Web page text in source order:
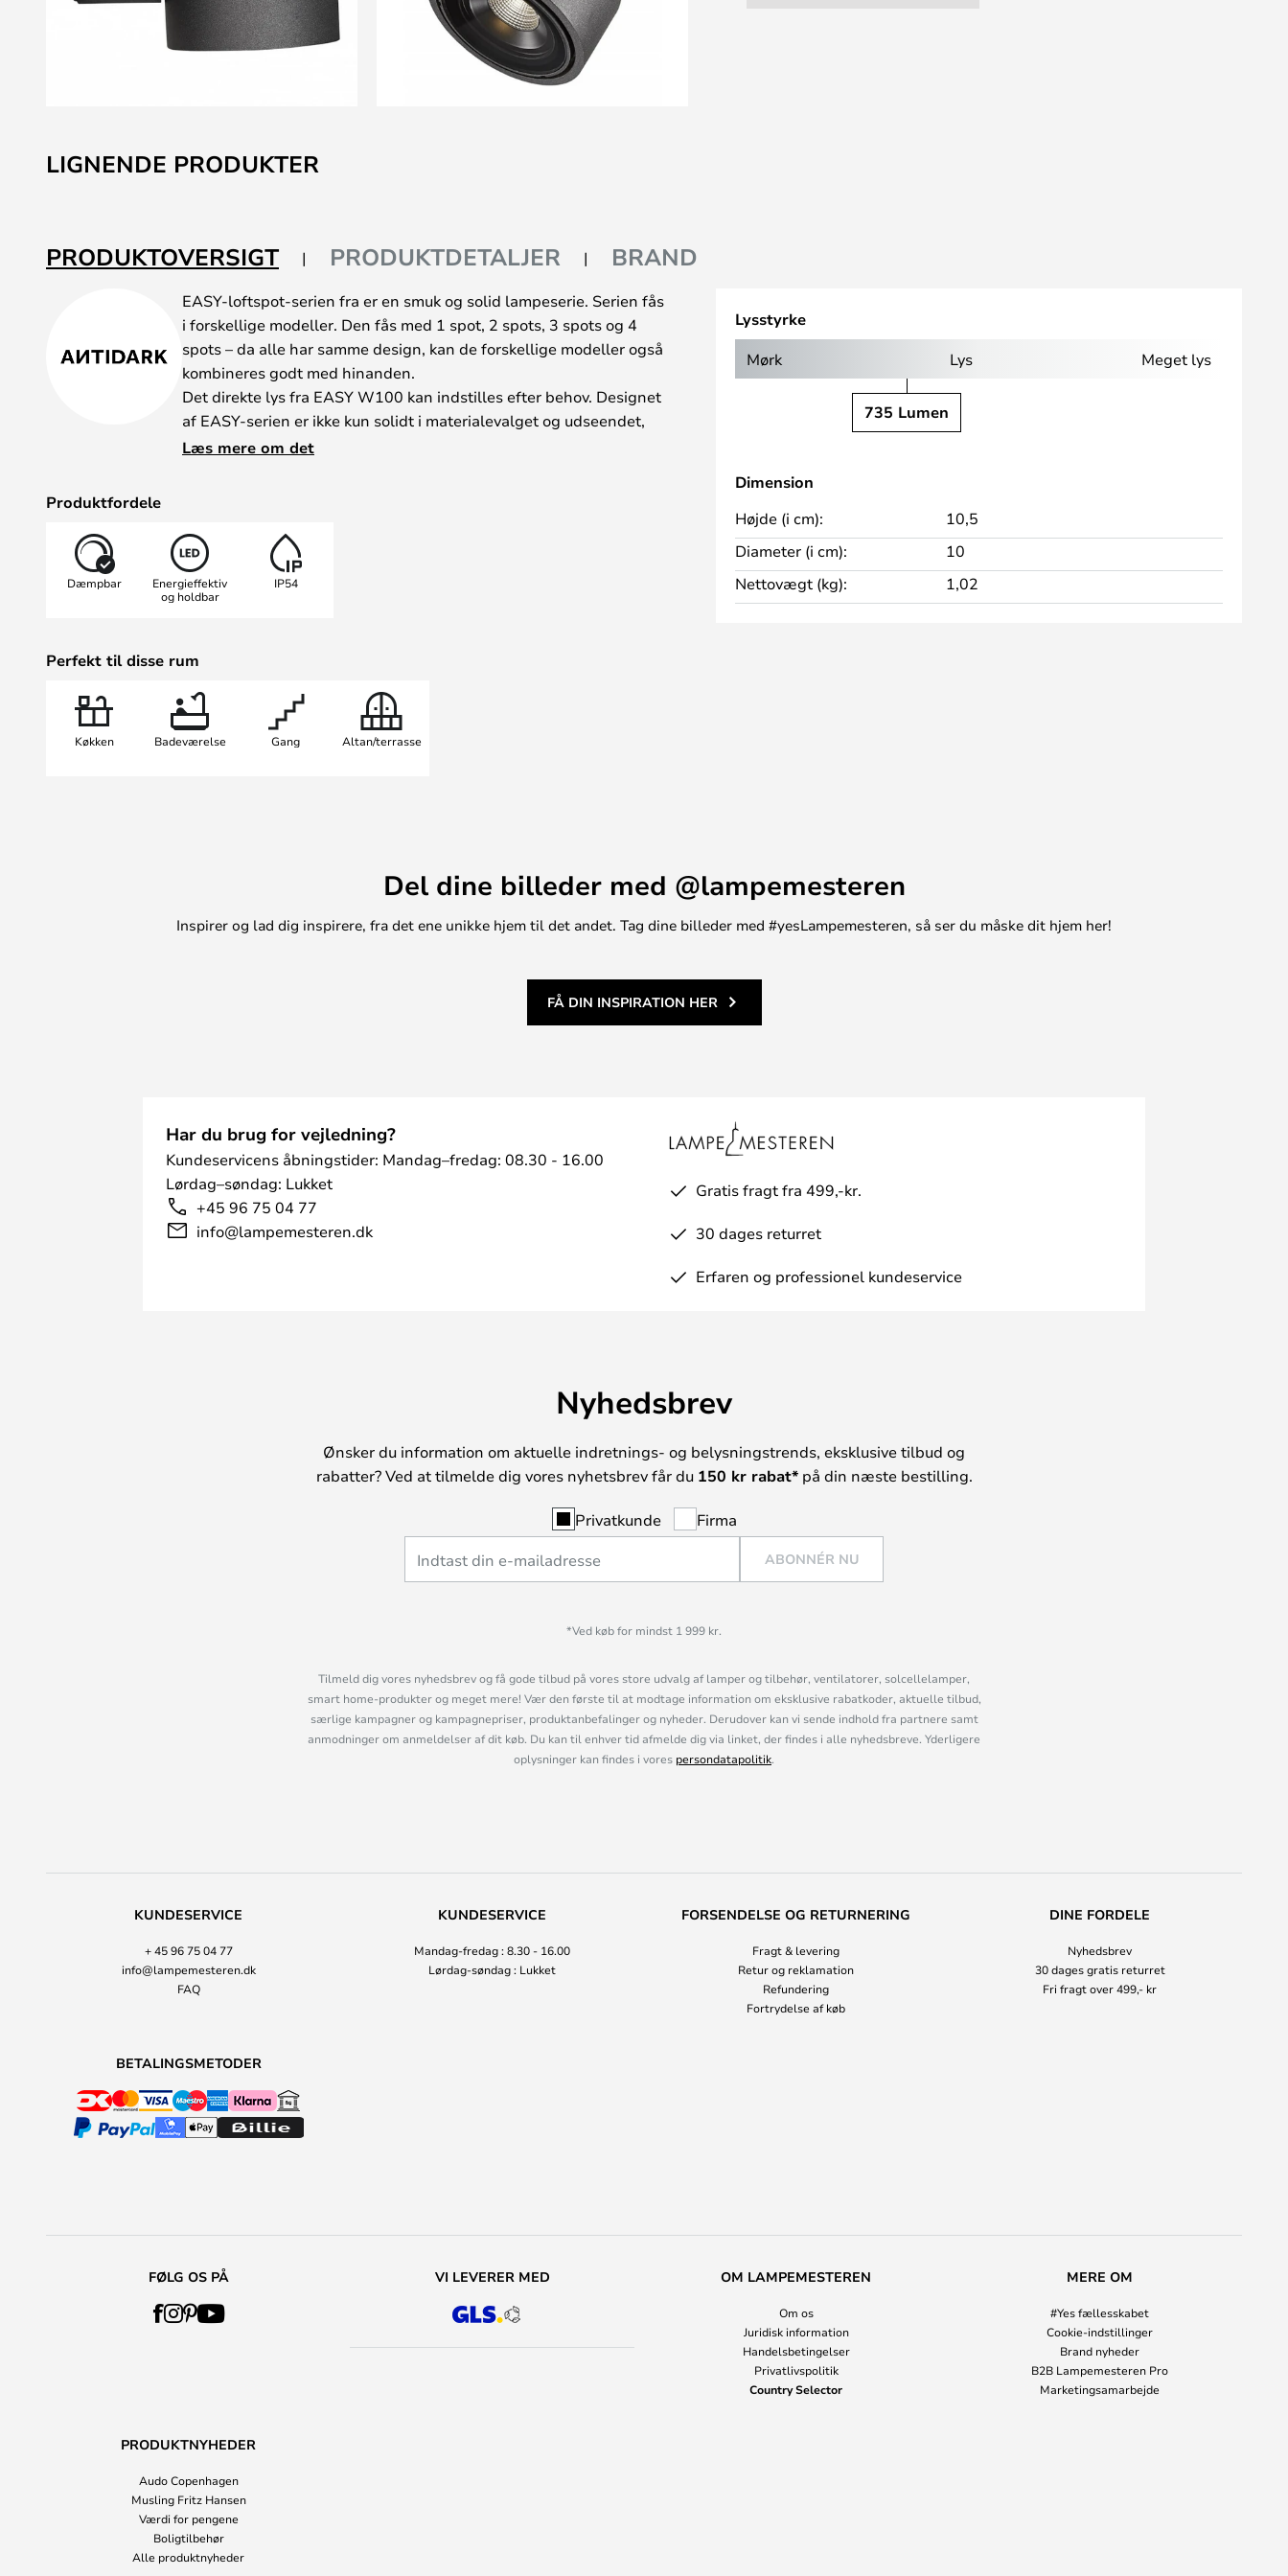
til
starten
LIGNENDE PRODUKTER
PRODUKTOVERSIGT PRODUKTDETALJER BRAND
EASY-loftspot-serien fra er en smuk og solid lampeserie. Serien fås
i forskellige modeller. Den fås med 1 spot, 2 spots, 3 spots og 4
spots – da alle har samme design, kan de forskellige modeller også
kombineres godt med hinanden.
Det direkte lys fra EASY W100 kan indstilles efter behov. Designet
af EASY-serien er ikke kun solidt i materialevalget og udseendet,
men også i konstruktionen.
Læs mere om det
Produktfordele
Dæmpbar
Energieffektiv
og holdbar
IP54
Perfekt til disse rum
Køkken Badeværelse Gang Altan/terrasse
Lysstyrke
Mørk Lys Meget lys
735 Lumen
Dimension
Højde (i cm):
10,5
Diameter (i cm):
10
Nettovægt (kg):
1,02
Del dine billeder med @lampemesteren
Inspirer og lad dig inspirere, fra det ene unikke hjem til det andet. Tag dine billeder med #yesLampemesteren, så ser du måske dit hjem her!
FÅ DIN INSPIRATION HER
Har du brug for vejledning?
Kundeservicens åbningstider: Mandag–fredag: 08.30 - 16.00
Lørdag–søndag: Lukket
+45 96 75 04 77
info@lampemesteren.dk
Gratis fragt fra 499,-kr.
30 dages returret
Erfaren og professionel kundeservice
Nyhedsbrev
Ønsker du information om aktuelle indretnings- og belysningstrends, eksklusive tilbud og
rabatter? Ved at tilmelde dig vores nyhetsbrev får du 150 kr rabat*på din næste bestilling.
Privatkunde Firma
ABONNÉR NU
*Ved køb for mindst 1 999 kr.
Tilmeld dig vores nyhedsbrev og få gode tilbud på vores store udvalg af lamper og tilbehør, ventilatorer, solcellelamper,
smart home-produkter og meget mere! Vær den første til at modtage information om eksklusive rabatkoder, aktuelle tilbud,
særlige kampagner og kampagnepriser, produktanbefalinger og nyheder. Derudover kan vi sende indhold fra partnere samt
anmodninger om anmeldelser af dit køb. Du kan til enhver tid afmelde dig via linket, der findes i alle nyhedsbreve. Yderligere
oplysninger kan findes i vores persondatapolitik.
KUNDESERVICE
+ 45 96 75 04 77
info@lampemesteren.dk
FAQ
KUNDESERVICE
Mandag-fredag : 8.30 - 16.00
Lørdag-søndag : Lukket
FORSENDELSE OG RETURNERING
Fragt & levering
Retur og reklamation
Refundering
Fortrydelse af køb
DINE FORDELE
Nyhedsbrev
30 dages gratis returret
Fri fragt over 499,- kr
BETALINGSMETODER
FØLG OS PÅ VI LEVERER MED OM LAMPEMESTEREN
Om os
Juridisk information
Handelsbetingelser
Privatlivspolitik
Country Selector
MERE OM
#Yes fællesskabet
Cookie-indstillinger
Brand nyheder
B2B Lampemesteren Pro
Marketingsamarbejde
PRODUKTNYHEDER
Audo Copenhagen
Musling Fritz Hansen
Værdi for pengene
Boligtilbehør
Alle produktnyheder